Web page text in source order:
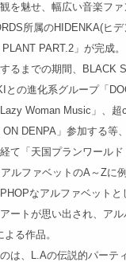
を魅せ、幅広い音楽フ
所属のHIDENKA(ヒ
PART.2」が完成。
るまでの期間、BLACK
との進化系グループ「
Woman Music」、
DENPA」参加する
て「天国プランワール
ルファベットのA～Z
なアルファベット
ートが思い出され、ア
る作品。
は、L.Aの伝説的パー